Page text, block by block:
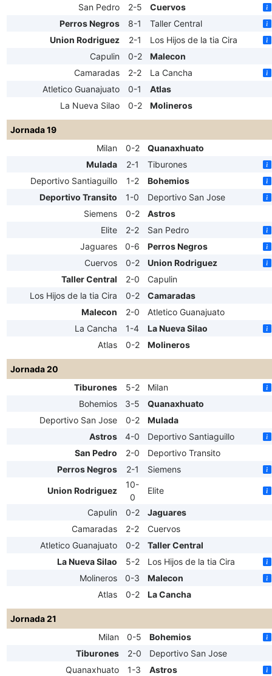
San Pedro 2-5
Cuervos
Perros Negros
8-1
Taller Central
Union Rodriguez
2-1
Los Hijos de la tia Cira
Capulin
0-2
Malecon
Camaradas
2-2
La Cancha
Atletico Guanajuato
0-1
Atlas
La Nueva Silao
0-2 Molineros
Jornada 19
Milan
0-2
Quanaxhuato
Mulada
2-1
Tiburones
Deportivo Santiaguillo
1-2
Bohemios
Deportivo Transito
1-0
Deportivo San Jose
Siemens
0-2
Astros
Elite
2-2
San Pedro
Jaguares
0-6
Perros Negros
Cuervos
0-2
Union Rodriguez
Taller Central
2-0
Capulin
Los Hijos de la tia Cira
0-2
Camaradas
Malecon
2-0
Atletico Guanajuato
La Cancha
1-4
La Nueva Silao
Atlas
0-2 Molineros
Jornada 20
Tiburones
5-2
Milan
Bohemios
3-5
Quanaxhuato
Deportivo San Jose
0-2
Mulada
Astros
4-0
Deportivo Santiaguillo
San Pedro
2-0
Deportivo Transito
Perros Negros
2-1 Siemens
Union Rodriguez
10-
0
Elite
Capulin 0-2
Jaguares
Camaradas
2-2
Cuervos
Atletico Guanajuato
0-2
Taller Central
La Nueva Silao
5-2
Los Hijos de la tia Cira
Molineros
0-3
Malecon
Atlas
0-2 La Cancha
Jornada 21
Milan
0-5
Bohemios
Tiburones
2-0
Deportivo San Jose
Quanaxhuato
1-3
Astros